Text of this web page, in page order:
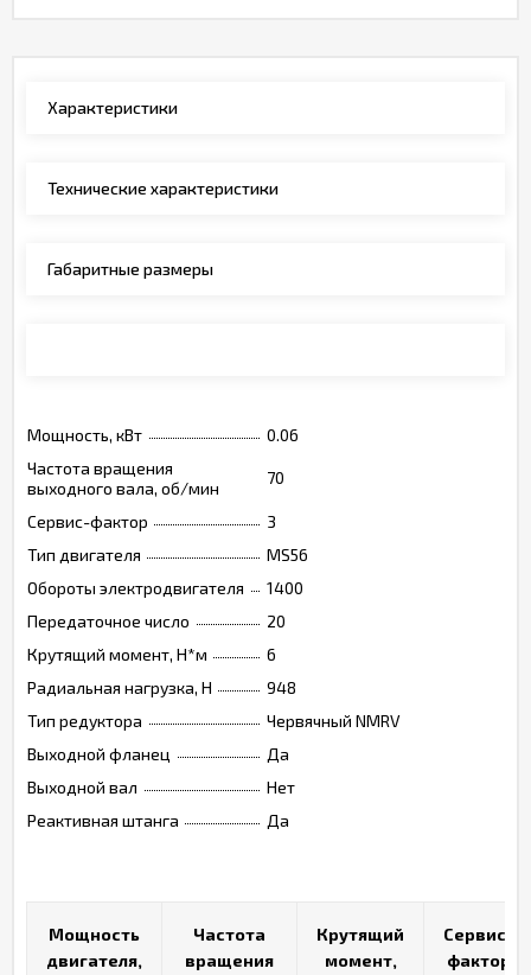
Характеристики
Технические характеристики
Габаритные размеры
Мощность, кВт
0.06
Частота вращения
выходного вала, об/мин
70
Сервис-фактор
3
Тип двигателя
MS56
Обороты электродвигателя
1400
Передаточное число
20
Крутящий момент, Н*м
6
Радиальная нагрузка, Н
948
Тип редуктора
Червячный NMRV
Выходной фланец
Да
Выходной вал
Нет
Реактивная штанга
Да
Мощность
двигателя,
Частота
вращения
Крутящий
момент,
Сервис-
фактор
Мощность
двигателя,
Частота
вращения
Крутящий
момент,
Сервис-
фактор